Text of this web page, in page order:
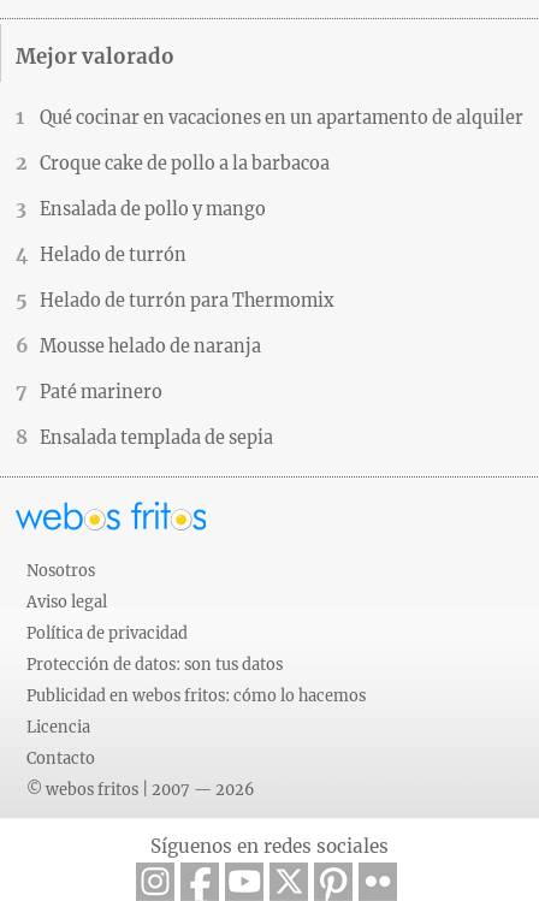
Mejor valorado
Qué cocinar en vacaciones en un apartamento de alquiler
Croque cake de pollo a la barbacoa
Ensalada de pollo y mango
Helado de turrón
Helado de turrón para Thermomix
Mousse helado de naranja
Paté marinero
Ensalada templada de sepia
Nosotros
Aviso legal
Política de privacidad
Protección de datos: son tus datos
Publicidad en webos fritos: cómo lo hacemos
Licencia
Contacto
© webos fritos | 2007 — 2026
Síguenos en redes sociales